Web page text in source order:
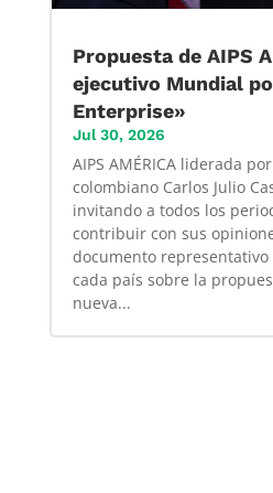
Propuesta de AIPS
ejecutivo Mundial
Enterprise»
Jul 30, 2026
AIPS AMÉRICA liderada
colombiano Carlos Julio
invitando a todos los
contribuir con sus
documento
cada país sobre la
nueva...